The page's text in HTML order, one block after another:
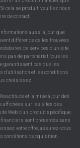
cela se produit, veuillez nous
de contact.
aussi à jour que
différer de celles trouvées
de services d'un site
pas de partenariat, tous les
garantissent pas que les
d'utilisation et les conditions
choisissez.
et la mise à jour des
affichées sur les sites des
Web d'un produit spécifique.
sont présentés sans
votre offre, assurez-vous
conditions d'acquisition.